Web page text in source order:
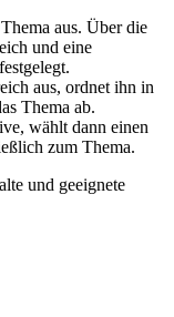
aus. Über die
und eine
aus, ordnet ihn in
Thema ab.
wählt dann einen
zum Thema.
und geeignete